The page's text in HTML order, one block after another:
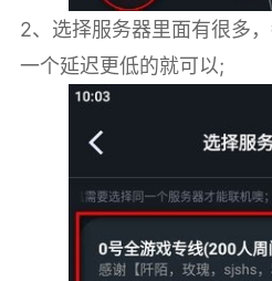
2、选择服务器里面有很多
一个延迟更低的就可以;